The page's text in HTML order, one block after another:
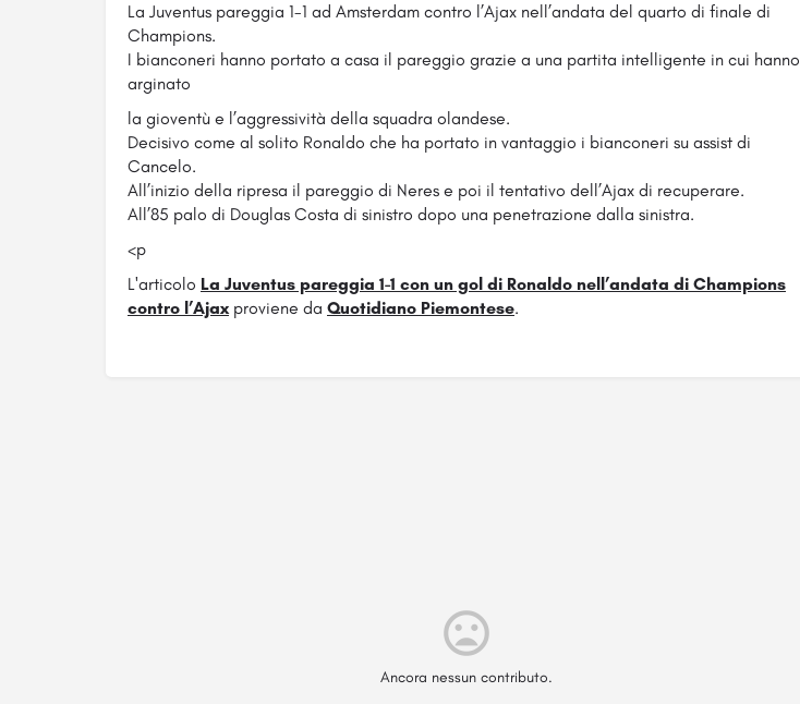
La Juventus pareggia 1-1 ad Amsterdam contro l’Ajax nell’andata del quarto di finale di
Champions.
I bianconeri hanno portato a casa il pareggio grazie a una partita intelligente in cui hanno
arginato
la gioventù e l’aggressività della squadra olandese.
Decisivo come al solito Ronaldo che ha portato in vantaggio i bianconeri su assist di
Cancelo.
All’inizio della ripresa il pareggio di Neres e poi il tentativo dell’Ajax di recuperare.
All’85 palo di Douglas Costa di sinistro dopo una penetrazione dalla sinistra.
<p
L'articolo La Juventus pareggia 1-1 con un gol di Ronaldo nell’andata di Champions
contro l’Ajaxproviene da Quotidiano Piemontese.
Ancora nessun contributo.